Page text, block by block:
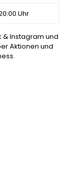
Uhr
& Instagram und
Aktionen und